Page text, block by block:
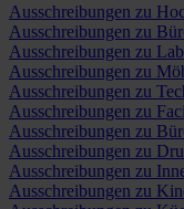
Ausschreibungen zu
Ausschreibungen zu
Ausschreibungen zu
Ausschreibungen zu
Ausschreibungen zu
Ausschreibungen zu
Ausschreibungen zu
Ausschreibungen zu
Ausschreibungen zu
Ausschreibungen zu